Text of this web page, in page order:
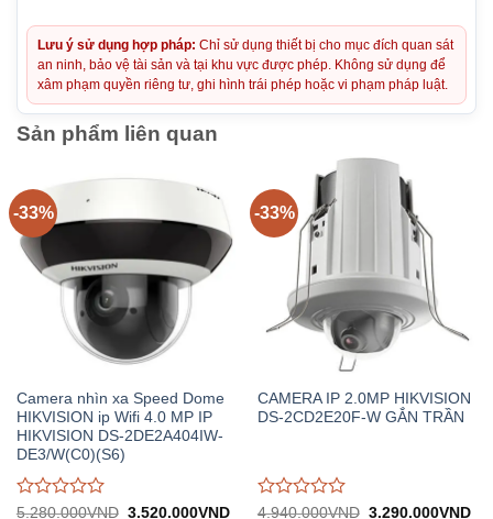
Lưu ý sử dụng hợp pháp: Chỉ sử dụng thiết bị cho mục đích quan sát
an ninh, bảo vệ tài sản và tại khu vực được phép. Không sử dụng để
xâm phạm quyền riêng tư, ghi hình trái phép hoặc vi phạm pháp luật.
Sản phẩm liên quan
-33%
Camera nhìn xa Speed Dome
HIKVISION ip Wifi 4.0 MP IP
HIKVISION DS-2DE2A404IW-
DE3/W(C0)(S6)
Được
5.280.000VND Giá
3.520.000VNDGiá
-33%
CAMERA IP 2.0MP HIKVISION
DS-2CD2E20F-W GẮN TRẦN
Được
4.940.000VND Giá
3.290.000VNDGiá